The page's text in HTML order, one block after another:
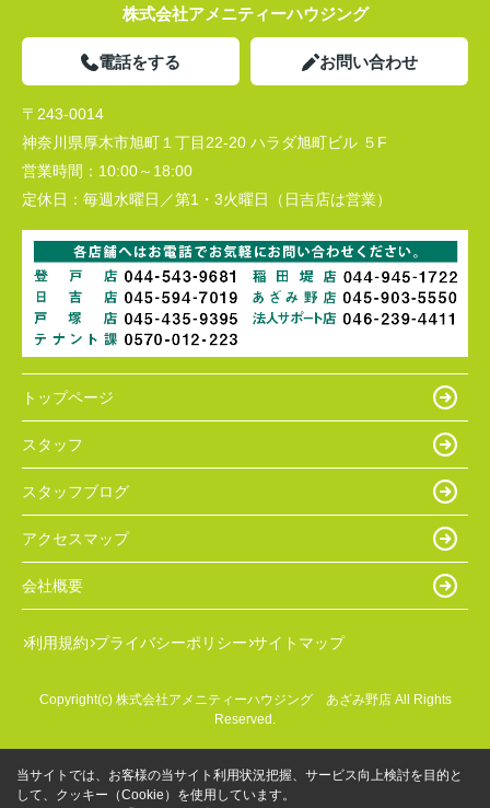
株式会社アメニティーハウジング
電話をする お問い合わせ
〒243-0014
神奈川県厚木市旭町１丁目22-20 ハラダ旭町ビル ５F
営業時間： 10:00～18:00
定休日： 毎週水曜日／第1・3火曜日（日吉店は営業）
トップページ
スタッフ
スタッフブログ
アクセスマップ
会社概要
利用規約 プライバシーポリシー サイトマップ
Copyright(c) 株式会社アメニティーハウジング あざみ野店 All Rights
Reserved.
当サイトでは、お客様の当サイト利用状況把握、サービス向上検討を目的と
して、クッキー（Cookie）を使用しています。